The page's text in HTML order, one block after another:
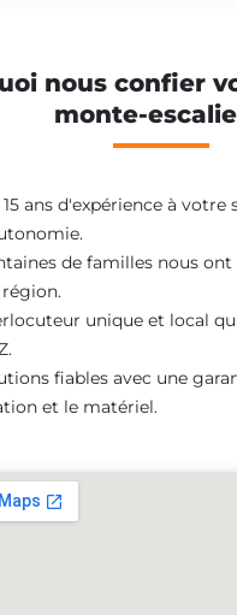
nous confier
monte-
15 ans d'expérience à
de familles nous
unique et local
fiables avec une
et le matériel.